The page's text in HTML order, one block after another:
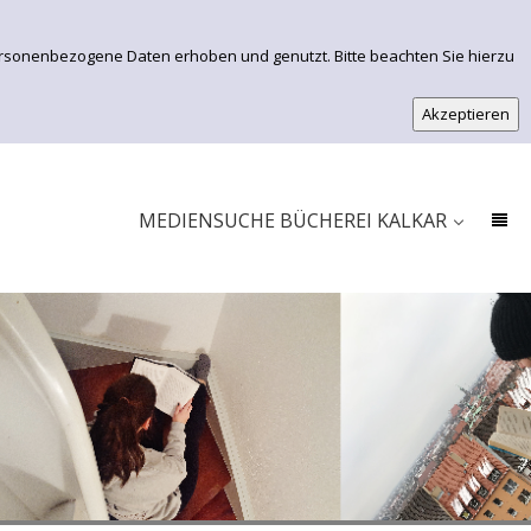
Daten erhoben und genutzt. Bitte beachten Sie hierzu
EINFACHE SUCHE
ERWEITERTE SUCHE
MEDIENSUCHE BÜCHEREI KALKAR